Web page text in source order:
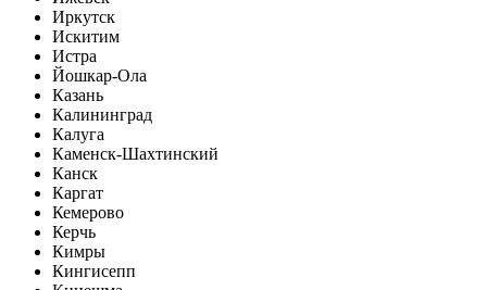
Иркутск
Искитим
Истра
Йошкар-Ола
Казань
Калининград
Калуга
Каменск-Шахтинский
Канск
Каргат
Кемерово
Керчь
Кимры
Кингисепп